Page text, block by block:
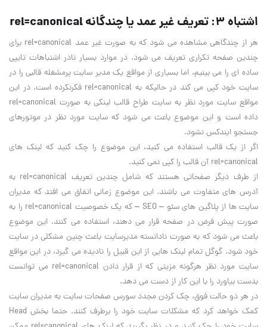
اشتباه 3: تعریف غیر عمد یا چندگانه rel=canonical
هر از چندگاهی مشاهده می شود که به صورت غیر عمد rel=canonical برای
چندین صفحه تکراری تعریف می شود. در موارد بسیار نادر اشتباهات تایپی
ساده ای را می بینیم، اما بسیاری از مواقع یک مدیر سایت پرمشغله قالبی را در
سایت خود کپی می کند در حالیکه به rel=canonical فکرنکرده است. در این
مواقع سایت مورد نظر به سایت طراح قالب لینکی به صورت rel=canonical
داده است و این موضوع باعث می شود که سایت مورد نظر در موتورهای
جستجو ایندکس نشود.
اگر از یک قالب استفاده می کنید، این موضوع را چک کنید که لینک های
rel=canonical آن قالب را کپی نمی کنید.
از طرف دیگر صفحاتی هستند که شامل چندین تعریف rel=canonical به
آدرس های متفاوت می باشند. این موضوع زمانی اتفاق می افتد که مدیران
سایت ها از پلاگین های سئو – SEO – که یک خصوصیت rel=canonical را به
صورت پیش فرض در صفحه قرار می دهند، استفاده می کنند. این موضوع
باعث می شود که به صورت نادانسته مدیرسایت باعث چنین مشکلی در سایت
خود شود. گوگل تمام لینک هایی از این قبیل را نادیده می گیرد، در این مواقع
سایت مورد نظر هرگونه مزیتی که از قرار دادن rel=canonical می توانست
بدست بیاورد را با این کار از دست می دهد.
در هر دو حالت فوق، چک کردن مجدد سورس صفحات سایت به مدیران سایت
کمک خواهد کرد که مشکلات سایت خود را برطرف کنند. حتما بخش Head